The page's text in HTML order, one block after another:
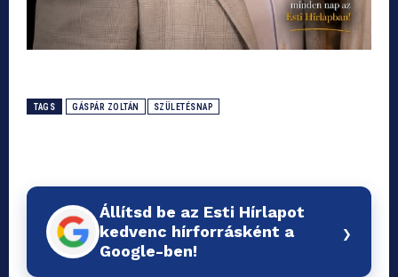
TAGS GÁSPÁR ZOLTÁN SZÜLETÉSNAP
Állítsd be az Esti Hírlapot
kedvenc hírforrásként a
Google-ben!
›